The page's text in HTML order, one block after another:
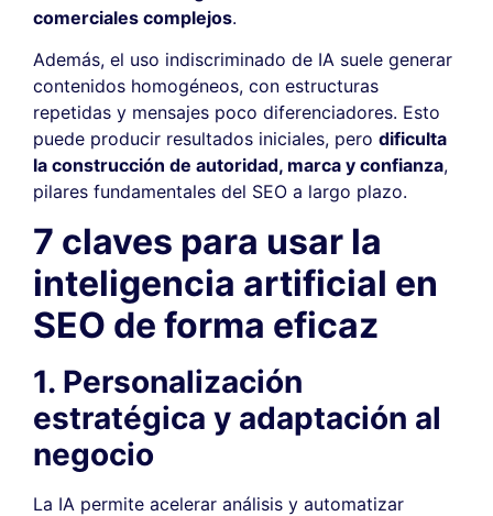
comerciales complejos.
Además, el uso indiscriminado de IA suele generar
contenidos homogéneos, con estructuras
repetidas y mensajes poco diferenciadores. Esto
puede producir resultados iniciales, pero dificulta
la construcción de autoridad, marca y confianza,
pilares fundamentales del SEO a largo plazo.
7 claves para usar la
inteligencia artificial en
SEO de forma eficaz
1. Personalización
estratégica y adaptación al
negocio
La IA permite acelerar análisis y automatizar